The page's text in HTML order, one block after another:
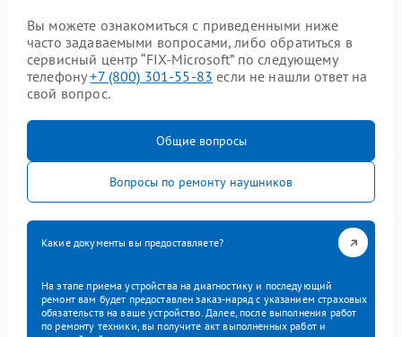
Вы можете ознакомиться с приведенными ниже
часто задаваемыми вопросами, либо обратиться в
сервисный центр “FIX-Microsoft” по следующему
телефону+7 (800) 301-55-83 если не нашли ответ на
свой вопрос.
Общие вопросы
Вопросы по ремонту наушников
Какие документы вы предоставляете?
На этапе приема устройства на диагностику и последующий
ремонт вам будет предоставлен заказ-наряд с указанием страховых
обязательств на ваше устройство. Далее, после выполнения работ
по ремонту техники, вы получите акт выполненных работ и